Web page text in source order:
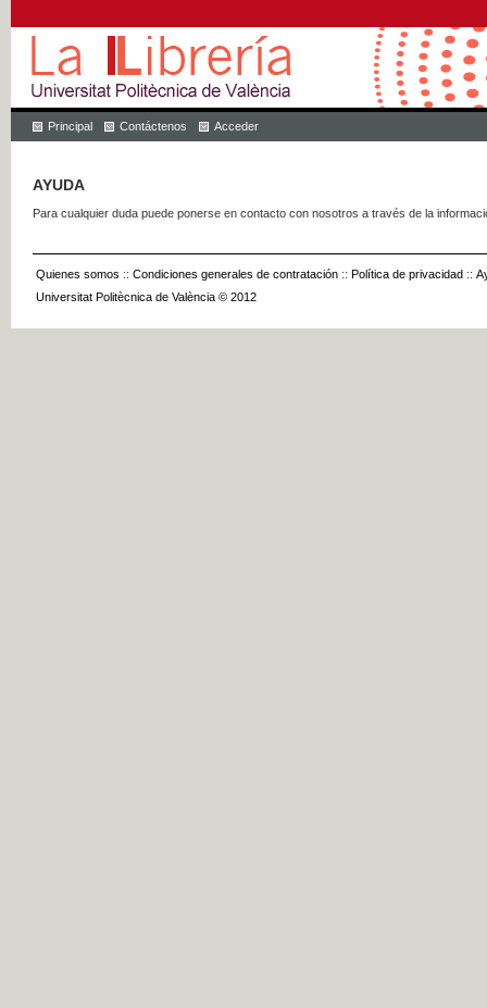
Principal Contáctenos Acceder
AYUDA
Para cualquier duda puede ponerse en contacto con nosotros a través de la
Quienes somos :: Condiciones generales de contratación :: Política de privacidad ::
Universitat Politècnica de València © 2012